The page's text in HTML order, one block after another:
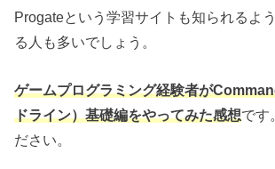
Progateという学習サイトも知られるよ
る人も多いでしょう。
ゲームプログラミング経験者が
ドライン）基礎編をやってみた感想です
ださい。